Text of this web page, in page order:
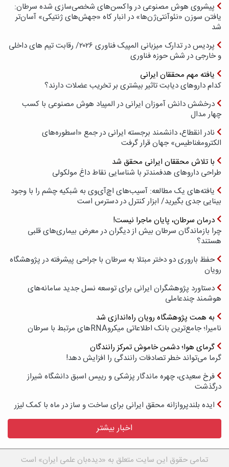
پیشروی هوش مصنوعی در واکسن‌های شخصی‌سازی شده سرطان:
یافتن سوزن «نئوآنتی‌ژن‌ها» در انبار کاه «جهش‌های ژنتیکی» آسان‌تر
شد
پردیس در تدارک میزبانی المپیک فناوری ۲۰۲۶/ رقابت تیم های داخلی
و خارجی در شش حوزه فناوری
یافته مهم محققان ایرانی
کدام داروهای دیابت تاثیر بیشتری بر تخریب عضلات دارند؟
درخشش دانش آموزان ایرانی در المپیاد هوش مصنوعی با کسب
چهار مدال
نادر انقطاع، دانشمند برجسته ایرانی در جمع «اسطوره‌های
الکترومغناطیس» جهان قرار گرفت
با تلاش محققان ایرانی محقق شد
طراحی داروهای هدفمندتر با شناسایی نقاط داغ مولکولی
یافته‌های یک مطالعه: آسیب‌های اچ‌آی‌وی به شبکیه چشم را با وجود
بینایی جدی بگیرید/ ابزار کنترل در دسترس است
درمان سرطان، پایان ماجرا نیست!
چرا بازماندگان سرطان بیش از دیگران در معرض بیماری‌های قلبی
هستند؟
حفظ باروری دو دختر مبتلا به سرطان با جراحی پیشرفته در پژوهشگاه
رویان
دستاورد پژوهشگران ایرانی برای توسعه نسل جدید سامانه‌های
هوشمند چندعاملی
به همت پژوهشگاه رویان راه‌اندازی شد
نامیرا؛ جامع‌ترین بانک اطلاعاتی میکروRNAهای مرتبط با سرطان
گرمای هوا؛ دشمن خاموش تمرکز رانندگان
گرما می‌تواند خطر تصادفات رانندگی را افزایش دهد!
فرخ سعیدی، چهره ماندگار پزشکی و رییس اسبق دانشگاه شیراز
درگذشت
ایده بلندپروازانه محقق ایرانی برای ساخت و ساز در ماه با کمک لیزر
اخبار بیشتر
تمامی حقوق این سایت متعلق به «دیده‌بان علمی ایران» است